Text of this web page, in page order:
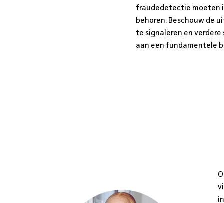
fraudedetectie moeten
behoren. Beschouw de
te signaleren en
aan een fundamentele